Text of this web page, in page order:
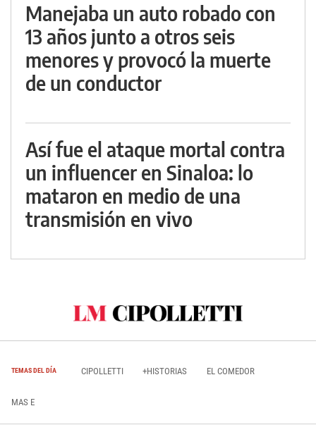
Manejaba un auto robado con
13 años junto a otros seis
menores y provocó la muerte
de un conductor
Así fue el ataque mortal contra
un influencer en Sinaloa: lo
mataron en medio de una
transmisión en vivo
TEMAS DEL DÍA CIPOLLETTI +HISTORIAS EL COMEDOR
MAS E